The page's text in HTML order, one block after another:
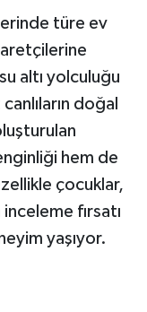
türe ev
altı yolculuğu
doğal
hem de
çocuklar,
fırsatı
yaşıyor.